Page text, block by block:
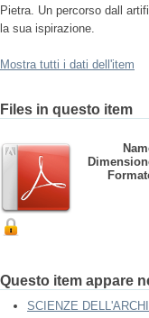
Pietra. Un percorso dall
la sua ispirazione.
Mostra tutti i dati dell'item
Files in questo item
Questo item appare
SCIENZE